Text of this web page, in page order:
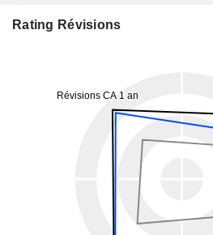
Rating Révisions